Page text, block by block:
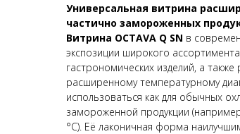
Универсальная витрина
частично замороженных
Витрина OCTAVA Q SN в
экспозиции широкого
гастрономических изделий, а
расширенному температурному
использоваться как для обычных
замороженной продукции
°C). Её лаконичная форма